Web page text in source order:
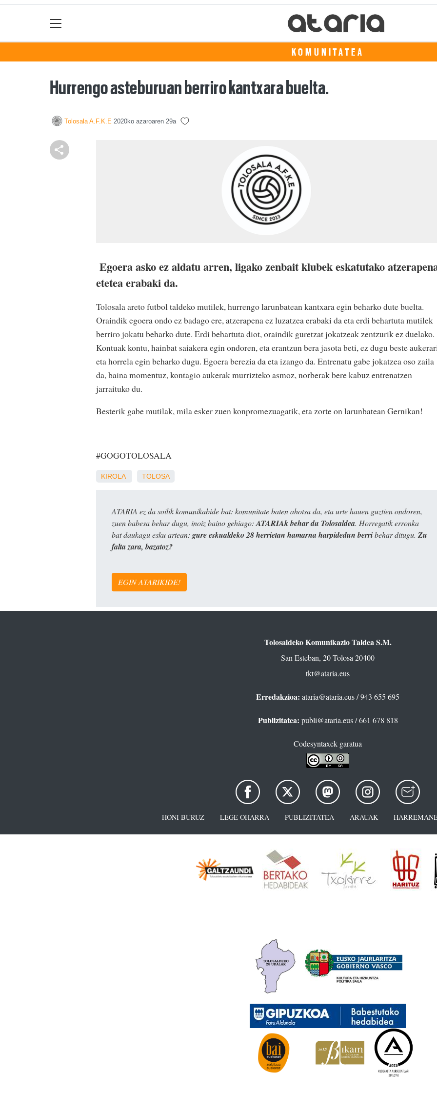
KOMUNITATEA
Hurrengo asteburuan berriro kantxara buelta.
Tolosala A.F.K.E 2020ko azaroaren 29a
Egoera asko ez aldatu arren, ligako zenbait klubek eskatutako
etetea erabaki da.
Tolosala areto futbol taldeko mutilek, hurrengo larunbatean kantxara egin beharko dute buelta.
Oraindik egoera ondo ez badago ere, atzerapena ez luzatzea erabaki da eta erdi behartuta mutilek
berriro jokatu beharko dute. Erdi behartuta diot, oraindik guretzat jokatzeak zentzurik ez duelako.
Kontuak kontu, hainbat saiakera egin ondoren, eta erantzun bera jasota beti, ez dugu beste
eta horrela egin beharko dugu. Egoera berezia da eta izango da. Entrenatu gabe jokatzea oso zaila
da, baina momentuz, kontagio aukerak murrizteko asmoz, norberak bere kabuz entrenatzen
jarraituko du.
Besterik gabe mutilak, mila esker zuen konpromezuagatik, eta zorte on larunbatean Gernikan!
#GOGOTOLOSALA
KIROLA TOLOSA
ATARIA ez da soilik komunikabide bat: komunitate baten ahotsa da, eta urte hauen guztien ondoren,
zuen babesa behar dugu, inoiz baino gehiago:ATARIAk behar du Tolosaldea. Horregatik erronka
bat daukagu esku artean: gure eskualdeko 28 herrietan hamarna harpidedun berribehar ditugu. Zu
falta zara, bazatoz?
EGIN ATARIKIDE!
Tolosaldeko Komunikazio Taldea S.M.
San Esteban, 20 Tolosa 20400
tkt@ataria.eus
Erredakzioa: ataria@ataria.eus/ 943 655 695
Publizitatea: publi@ataria.eus/ 661 678 818
Codesyntaxek garatua
HONI BURUZ LEGE OHARRA PUBLIZITATEA ARAUAK